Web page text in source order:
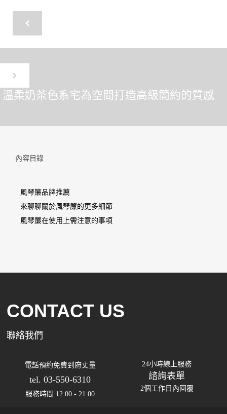
溫柔奶茶色系宅為空間打造高級簡約的質感
內容目錄
風琴簾品牌推薦
來聊聊關於風琴簾的更多細節
風琴簾在使用上需注意的事項
CONTACT US
聯絡我們
電話預約免費到府丈量
tel. 03-550-6310
服務時間 12:00 - 21:00
24小時線上服務
諮詢表單
2個工作日內回覆